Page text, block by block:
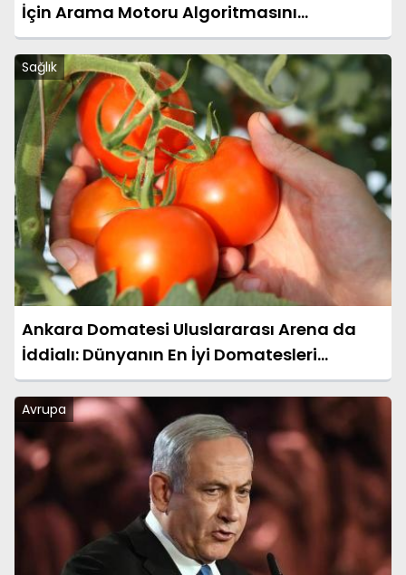
İçin Arama Motoru Algoritmasını
Değiştiriyor
Sağlık
Ankara Domatesi Uluslararası Arena da
İddialı: Dünyanın En İyi Domatesleri
Arasında Yer Almaya Hazır
Avrupa